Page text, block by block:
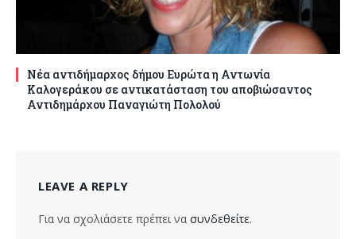
Νέα αντιδήμαρχος δήμου Ευρώτα η Αντωνία
Καλογεράκου σε αντικατάσταση του αποβιώσαντος
Αντιδημάρχου Παναγιώτη Πολολού
LEAVE A REPLY
Για να σχολιάσετε πρέπει να συνδεθείτε.